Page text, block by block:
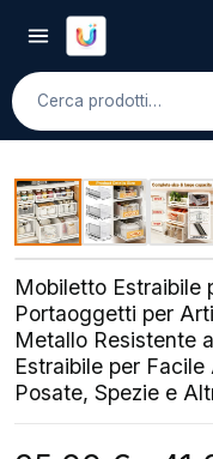
Cerca
Mobiletto Estraibile
Portaoggetti per
Metallo Resistente
Estraibile per
Posate, Spezie e